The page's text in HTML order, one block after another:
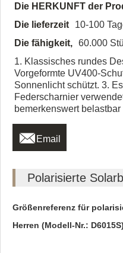
Die HERKUNFT der
Die lieferzeit
10-100
Die fähigkeit, 60.000
1. Klassisches rundes
Vorgeformte UV400-
Sonnenlicht schützt. 3.
Federscharnier
bemerkenswert belastbar
 Email
Polarisierte
Größenreferenz für
Herren (Modell-Nr.: D6015S)